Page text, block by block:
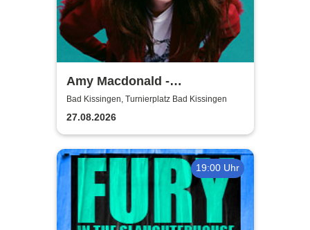
Amy Macdonald -
Sommershows 2026
Bad Kissingen, Turnierplatz Bad Kissingen
27.08.2026
19:00 Uhr